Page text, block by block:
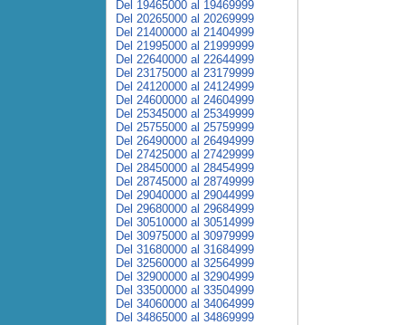
Del 19465000 al 19469999
Del 20265000 al 20269999
Del 21400000 al 21404999
Del 21995000 al 21999999
Del 22640000 al 22644999
Del 23175000 al 23179999
Del 24120000 al 24124999
Del 24600000 al 24604999
Del 25345000 al 25349999
Del 25755000 al 25759999
Del 26490000 al 26494999
Del 27425000 al 27429999
Del 28450000 al 28454999
Del 28745000 al 28749999
Del 29040000 al 29044999
Del 29680000 al 29684999
Del 30510000 al 30514999
Del 30975000 al 30979999
Del 31680000 al 31684999
Del 32560000 al 32564999
Del 32900000 al 32904999
Del 33500000 al 33504999
Del 34060000 al 34064999
Del 34865000 al 34869999